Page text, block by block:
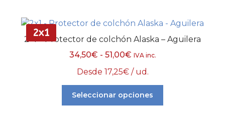
2x1
2×1 – Protector de colchón Alaska – Aguilera
34,50€ - 51,00€ IVA inc.
Desde 17,25€ / ud.
Seleccionar opciones